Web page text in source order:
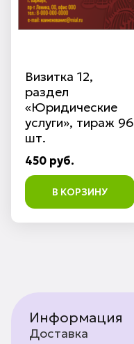
Визитка 12,
раздел
«Юридические
услуги», тираж 96
шт.
450 руб.
В КОРЗИНУ
Информация
Доставка